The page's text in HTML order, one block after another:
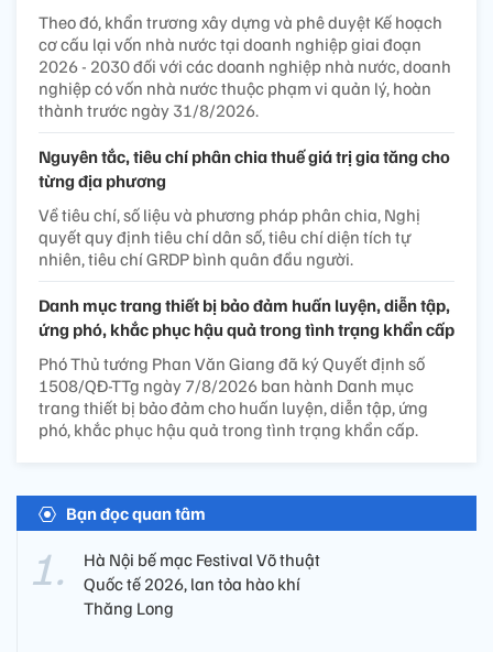
Theo đó, khẩn trương xây dựng và phê duyệt Kế hoạch
cơ cấu lại vốn nhà nước tại doanh nghiệp giai đoạn
2026 - 2030 đối với các doanh nghiệp nhà nước, doanh
nghiệp có vốn nhà nước thuộc phạm vi quản lý, hoàn
thành trước ngày 31/8/2026.
Nguyên tắc, tiêu chí phân chia thuế giá trị gia tăng cho
từng địa phương
Về tiêu chí, số liệu và phương pháp phân chia, Nghị
quyết quy định tiêu chí dân số, tiêu chí diện tích tự
nhiên, tiêu chí GRDP bình quân đầu người.
Danh mục trang thiết bị bảo đảm huấn luyện, diễn tập,
ứng phó, khắc phục hậu quả trong tình trạng khẩn cấp
Phó Thủ tướng Phan Văn Giang đã ký Quyết định số
1508/QĐ-TTg ngày 7/8/2026 ban hành Danh mục
trang thiết bị bảo đảm cho huấn luyện, diễn tập, ứng
phó, khắc phục hậu quả trong tình trạng khẩn cấp.
Bạn đọc quan tâm
Hà Nội bế mạc Festival Võ thuật
Quốc tế 2026, lan tỏa hào khí
Thăng Long